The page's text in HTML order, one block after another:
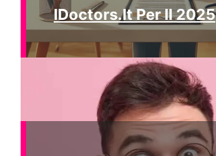
IDoctors.it Per Il 2025